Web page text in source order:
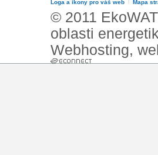
Loga a ikony pro váš web Mapa
© 2011
oblasti
Webhosting,